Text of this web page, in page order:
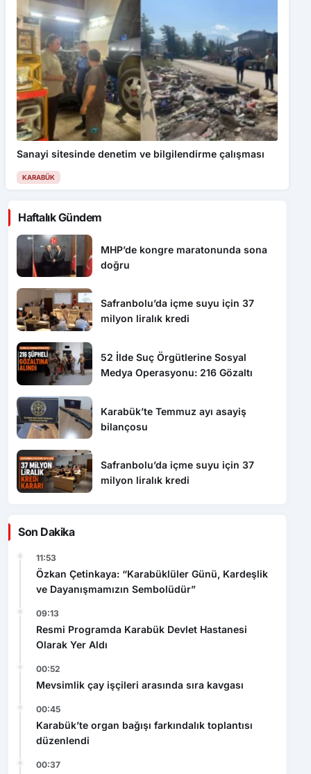
Sanayi sitesinde denetim ve bilgilendirme çalışması
KARABÜK
Haftalık Gündem
MHP’de kongre maratonunda sona
doğru
Safranbolu’da içme suyu için 37
milyon liralık kredi
52 İlde Suç Örgütlerine Sosyal
Medya Operasyonu: 216 Gözaltı
Karabük’te Temmuz ayı asayiş
bilançosu
Safranbolu’da içme suyu için 37
milyon liralık kredi
Son Dakika
11:53
Özkan Çetinkaya: “Karabüklüler Günü, Kardeşlik
ve Dayanışmamızın Sembolüdür”
09:13
Resmi Programda Karabük Devlet Hastanesi
Olarak Yer Aldı
00:52
Mevsimlik çay işçileri arasında sıra kavgası
00:45
Karabük’te organ bağışı farkındalık toplantısı
düzenlendi
00:37